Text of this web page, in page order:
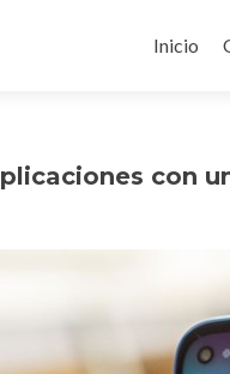
al
Inicio
con